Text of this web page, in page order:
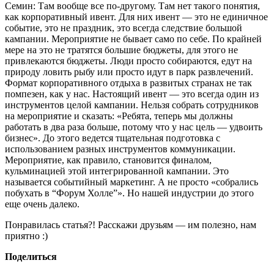
Семин: Там вообще все по-другому. Там нет такого понятия,
как корпоративный ивент. Для них ивент — это не единичное
событие, это не праздник, это всегда следствие большой
кампании. Мероприятие не бывает само по себе. По крайней
мере на это не тратятся большие бюджеты, для этого не
привлекаются бюджеты. Люди просто собираются, едут на
природу ловить рыбу или просто идут в парк развлечений.
Формат корпоративного отдыха в развитых странах не так
помпезен, как у нас. Настоящий ивент — это всегда один из
инструментов целой кампании. Нельзя собрать сотрудников
на мероприятие и сказать: «Ребята, теперь мы должны
работать в два раза больше, потому что у нас цель — удвоить
бизнес». До этого ведется тщательная подготовка с
использованием разных инструментов коммуникации.
Мероприятие, как правило, становится финалом,
кульминацией этой интегрированной кампании. Это
называется событийный маркетинг. А не просто «собрались
побухать в “Форум Холле”». Но нашей индустрии до этого
еще очень далеко.
Понравилась статья?! Расскажи друзьям — им полезно, нам
приятно :)
Поделиться